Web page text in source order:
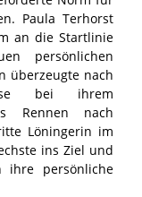
Paula Terhorst
an die Startlinie
persönlichen
überzeugte nach
bei ihrem
Rennen nach
Löningerin im
ins Ziel und
ihre persönliche